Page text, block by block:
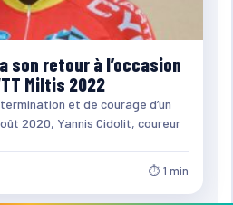
son retour à l’occasion
Miltis 2022
et de courage d’un
2020, Yannis Cidolit, coureur
⏱ 1 min